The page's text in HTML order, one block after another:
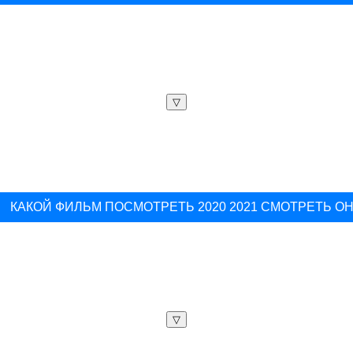
▽
КАКОЙ ФИЛЬМ ПОСМОТРЕТЬ 2020 2021 СМОТРЕТЬ
▽